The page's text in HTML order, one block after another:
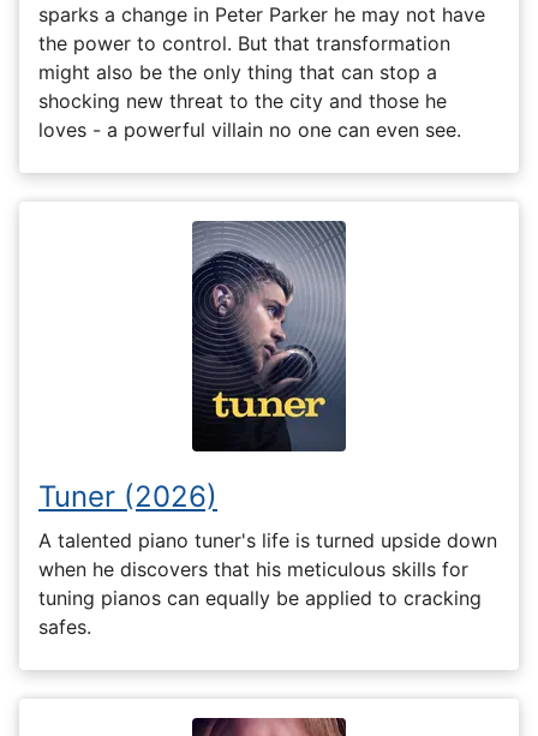
sparks a change in Peter Parker he may not have
the power to control. But that transformation
might also be the only thing that can stop a
shocking new threat to the city and those he
loves - a powerful villain no one can even see.
Tuner (2026)
A talented piano tuner's life is turned upside down
when he discovers that his meticulous skills for
tuning pianos can equally be applied to cracking
safes.